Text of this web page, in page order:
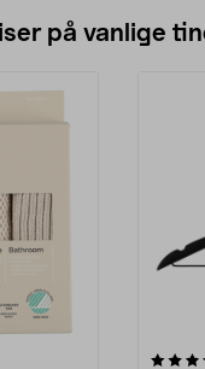
på vanlige